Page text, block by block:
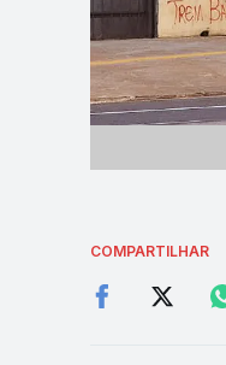
COMPARTILHAR